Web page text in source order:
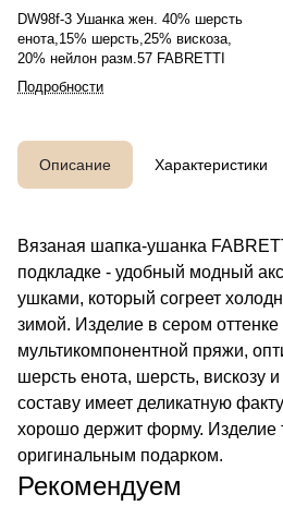
DW98f-3 Ушанка жен. 40% шерсть
енота,15% шерсть,25% вискоза,
20% нейлон разм.57 FABRETTI
Подробности
Описание Характеристики
Вязаная шапка-ушанка
подкладке - удобный модный
ушками, который согреет
зимой. Изделие в сером
мультикомпонентной пряжи,
шерсть енота, шерсть, вискозу
составу имеет деликатную
хорошо держит форму. Изделие
оригинальным подарком.
Рекомендуем